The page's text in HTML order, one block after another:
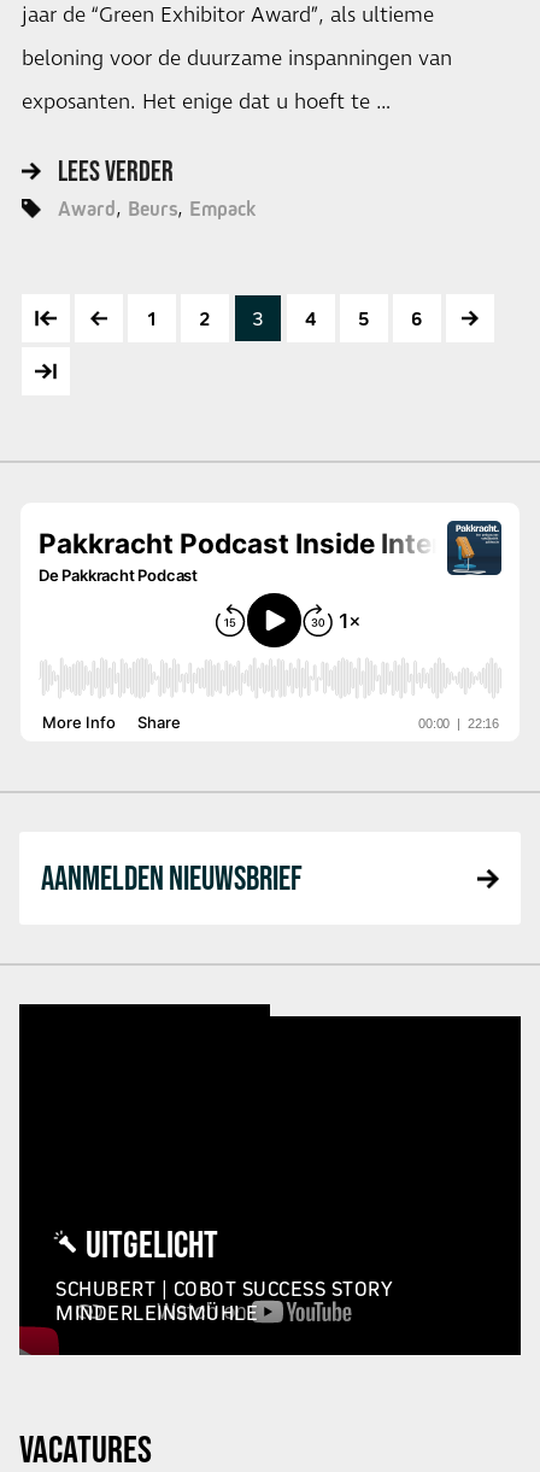
jaar de “Green Exhibitor Award”, als ultieme
beloning voor de duurzame inspanningen van
exposanten. Het enige dat u hoeft te …
LEES VERDER
Award Beurs Empack
1 2 3 4 5 6
AANMELDEN NIEUWSBRIEF
UITGELICHT
SCHUBERT | COBOT SUCCESS STORY
MINDERLEINSMÜHLE
VACATURES